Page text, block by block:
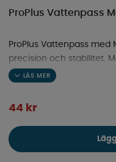
ProPlus Vattenpass
ProPlus Vattenpass
precision och stabilitet.
användning och justering
44 kr